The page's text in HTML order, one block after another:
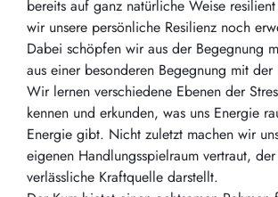
bereits auf ganz natürliche Weise
wir unsere persönliche Resilienz noch
Dabei schöpfen wir aus der Begegnung
aus einer besonderen Begegnung mit der
Wir lernen verschiedene Ebenen der
kennen und erkunden, was uns Energie
Energie gibt. Nicht zuletzt machen wir
eigenen Handlungsspielraum vertraut,
verlässliche Kraftquelle darstellt.